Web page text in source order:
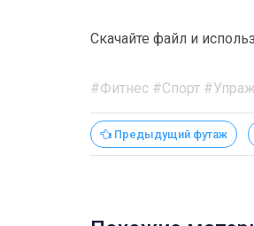
Скачайте файл и
#Фитнес #Спорт
Предыдущий футаж